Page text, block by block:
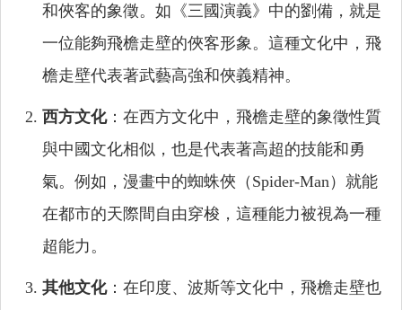
和俠客的象徵。如《三國演義》中的劉備，就是
一位能夠飛檐走壁的俠客形象。這種文化中，飛
檐走壁代表著武藝高強和俠義精神。
西方文化：在西方文化中，飛檐走壁的象徵性質
與中國文化相似，也是代表著高超的技能和勇
氣。例如，漫畫中的蜘蛛俠（Spider-Man）就能
在都市的天際間自由穿梭，這種能力被視為一種
超能力。
其他文化：在印度、波斯等文化中，飛檐走壁也